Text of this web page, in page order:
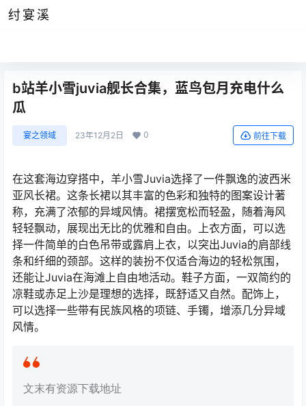
纣宴溪
b站羊小雪juvia舰长合集，蓝鸟包月充电什么
瓜
宴之领域 23年12月2日 0 前往下载
在这套海边穿搭中，羊小雪Juvia选择了一件飘逸的波西米
亚风长裙。这条长裙以其丰富的色彩和独特的图案设计著
称，充满了浓郁的异域风情。裙摆宽松而轻盈，随着海风
轻轻飘动，展现出无比的优雅和自由。上衣方面，可以选
择一件简单的白色吊带或露肩上衣，以突出Juvia的肩部线
条和纤细的颈部。这样的装扮不仅适合海边的轻松氛围，
还能让Juvia在海滩上自由地活动。鞋子方面，一双简约的
凉鞋或赤足上沙是理想的选择，既舒适又自然。配饰上，
可以选择一些带有民族风格的项链、手镯，增添几分异域
风情。
文末有资源下载地址